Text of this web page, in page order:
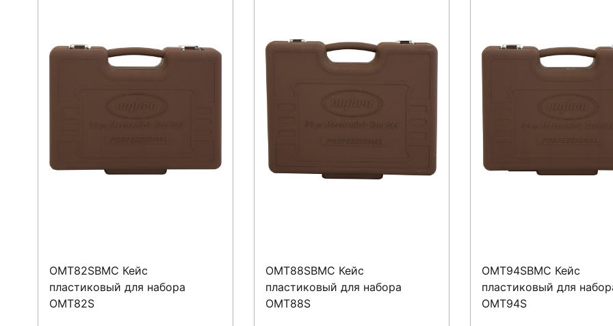
OMT82SBMC Кейс
пластиковый для набора
OMT82S
OMT88SBMC Кейс
пластиковый для набора
OMT88S
OMT94SBMC Кейс
пластиковый для
OMT94S